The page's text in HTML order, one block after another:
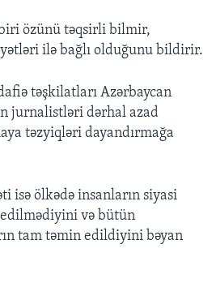
özünü təqsirli bilmir,
ilə bağlı olduğunu bildirir.
təşkilatları Azərbaycan
jurnalistləri dərhal azad
təzyiqləri dayandırmağa
isə ölkədə insanların siyasi
edilmədiyini və bütün
tam təmin edildiyini bəyan